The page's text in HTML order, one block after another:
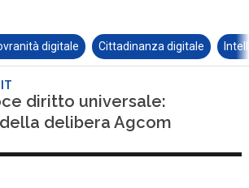
digitale Cittadinanza digitale
diritto universale:
delibera Agcom